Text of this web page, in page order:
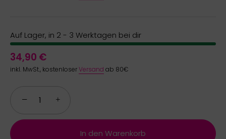
Auf Lager, in 2 - 3 Werktagen bei dir
34,90 €
inkl. MwSt., kostenloserVersand ab 80€
− +
In den Warenkorb